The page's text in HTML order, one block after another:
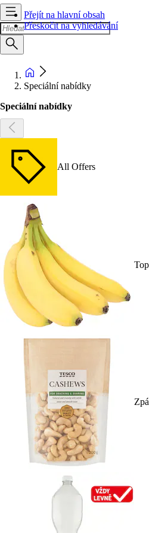
Přejít na hlavní obsah
Přeskočit na vyhledávání
Speciální nabídky
Speciální nabídky
All Offers